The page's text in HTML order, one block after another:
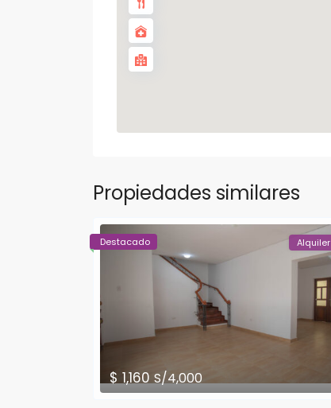
Propiedades similares
$ 1,160 S/4,000
Alquiler
Destacado